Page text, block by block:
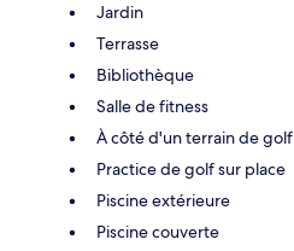
Jardin
Terrasse
Bibliothèque
Salle de fitness
À côté d'un terrain de golf
Practice de golf sur place
Piscine extérieure
Piscine couverte